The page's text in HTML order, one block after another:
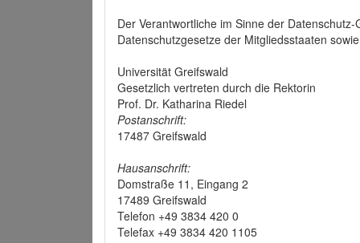
Der Verantwortliche im Sinne der
Datenschutzgesetze der Mitgliedsstaaten
Universität Greifswald
Gesetzlich vertreten durch die Rektorin
Prof. Dr. Katharina Riedel
Postanschrift:
17487 Greifswald
Hausanschrift:
Domstraße 11, Eingang 2
17489 Greifswald
Telefon +49 3834 420 0
Telefax +49 3834 420 1105